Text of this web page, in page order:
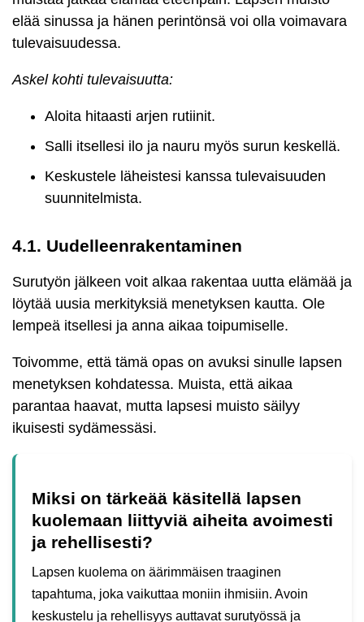
elää sinussa ja hänen perintönsä voi olla voimavara
tulevaisuudessa.
Askel kohti tulevaisuutta:
Aloita hitaasti arjen rutiinit.
Salli itsellesi ilo ja nauru myös surun keskellä.
Keskustele läheistesi kanssa tulevaisuuden
suunnitelmista.
4.1. Uudelleenrakentaminen
Surutyön jälkeen voit alkaa rakentaa uutta elämää ja
löytää uusia merkityksiä menetyksen kautta. Ole
lempeä itsellesi ja anna aikaa toipumiselle.
Toivomme, että tämä opas on avuksi sinulle lapsen
menetyksen kohdatessa. Muista, että aikaa
parantaa haavat, mutta lapsesi muisto säilyy
ikuisesti sydämessäsi.
Miksi on tärkeää käsitellä lapsen
kuolemaan liittyviä aiheita avoimesti
ja rehellisesti?
Lapsen kuolema on äärimmäisen traaginen
tapahtuma, joka vaikuttaa moniin ihmisiin. Avoin
keskustelu ja rehellisyys auttavat surutyössä ja